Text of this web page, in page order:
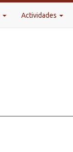
Actividades